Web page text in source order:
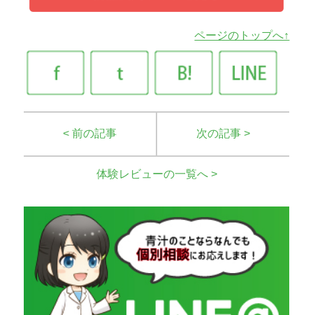
ページのトップへ↑
< 前の記事 次の記事 >
体験レビューの一覧へ >